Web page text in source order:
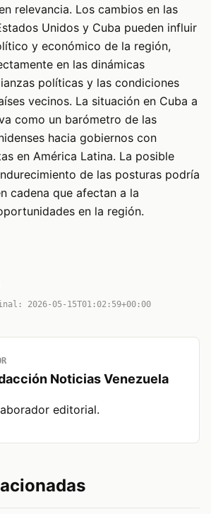
relevancia. Los cambios en las
Unidos y Cuba pueden influir
y económico de la región,
en las dinámicas
políticas y las condiciones
vecinos. La situación en Cuba a
como un barómetro de las
hacia gobiernos con
en América Latina. La posible
de las posturas podría
cadena que afectan a la
en la región.
2026-05-15T01:02:59+00:00
Noticias Venezuela
editorial.